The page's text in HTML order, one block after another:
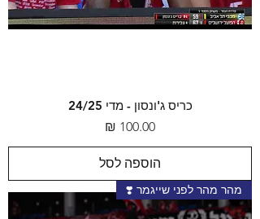
כריס ג'ונסון - מדי 24/25
מחיר
הוספה לסל
מהר מהר לפני שייגמר ❣️